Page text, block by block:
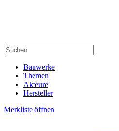
Bauwerke
Themen
Akteure
Hersteller
Merkliste öffnen